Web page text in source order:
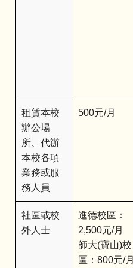
租賃本校
辦公場
所、代辦
本校各項
業務或服
務人員
500元/月
社區或校
外人士
進德校區：
2,500元/月
師大(寶山)校
區：800元/月